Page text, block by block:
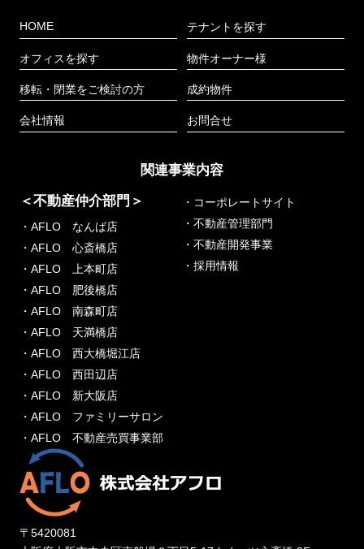
HOME
オフィスを探す
移転・閉業をご検討の方
会社情報
テナントを探す
物件オーナー様
成約物件
お問合せ
関連事業内容
＜不動産仲介部門＞
・AFLO なんば店
・AFLO 心斎橋店
・AFLO 上本町店
・AFLO 肥後橋店
・AFLO 南森町店
・AFLO 天満橋店
・AFLO 西大橋堀江店
・AFLO 西田辺店
・AFLO 新大阪店
・AFLO ファミリーサロン
・AFLO 不動産売買事業部
・コーポレートサイト
・不動産管理部門
・不動産開発事業
・採用情報
〒5420081